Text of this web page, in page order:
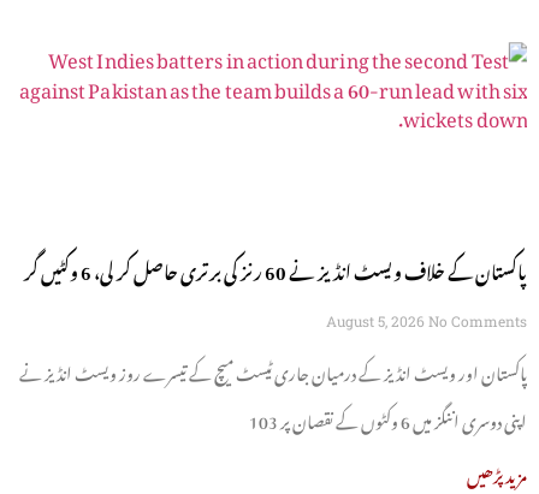
پاکستان کے خلاف ویسٹ انڈیز نے 60 رنز کی برتری حاصل کر لی، 6 وکٹیں گر
گئیں
August 5, 2026 No Comments
پاکستان اور ویسٹ انڈیز کے درمیان جاری ٹیسٹ میچ کے تیسرے روز ویسٹ انڈیز نے
اپنی دوسری اننگز میں 6 وکٹوں کے نقصان پر 103
مزید پڑھیں